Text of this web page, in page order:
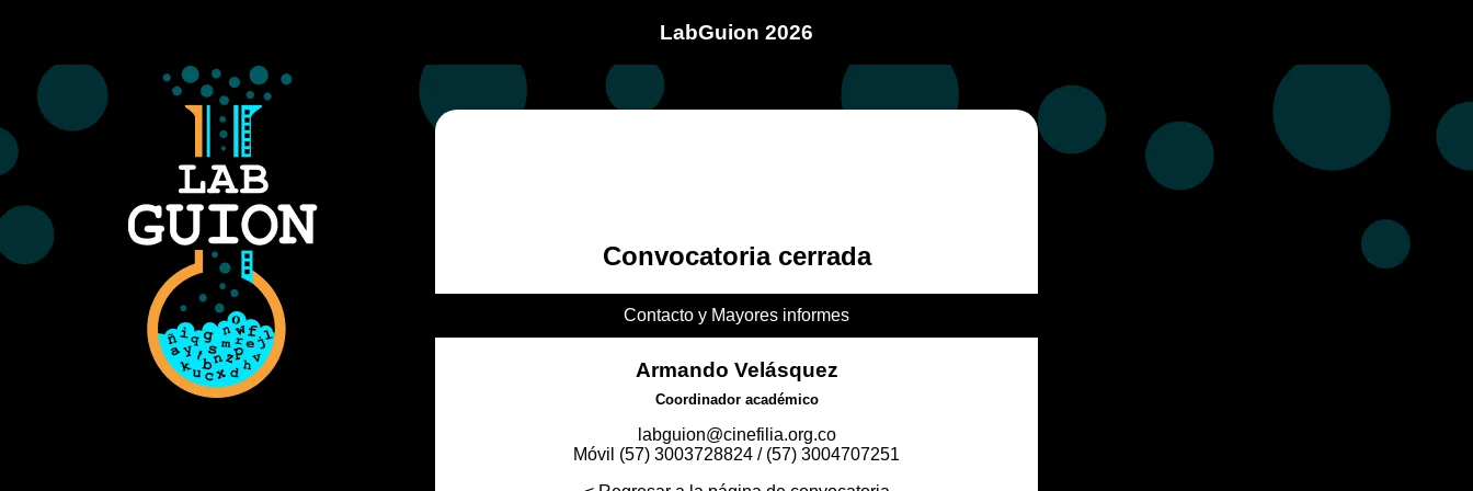
LabGuion 2026
Convocatoria cerrada
Contacto y Mayores informes
Armando Velásquez
Coordinador académico
labguion@cinefilia.org.co
Móvil (57) 3003728824 / (57) 3004707251